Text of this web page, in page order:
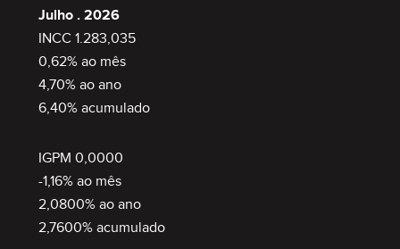
Julho . 2026
INCC 1.283,035
0,62% ao mês
4,70% ao ano
6,40% acumulado
IGPM 0,0000
-1,16% ao mês
2,0800% ao ano
2,7600% acumulado